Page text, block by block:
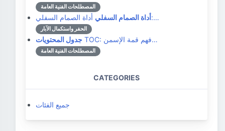
المصطلحات الفنية العامة
أداة الصمام السفليأداة الصمام السفلي:…
الحفر واستكمال الآبار
جدول المحتويات TOC: فهم قمة الإسمن…
المصطلحات الفنية العامة
CATEGORIES
جميع الفئات